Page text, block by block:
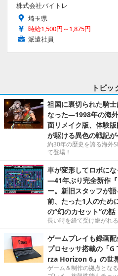
株式会社バイトレ
埼玉県
時給1,500円～1,875円
派遣社員
トピッ
祖国に裏切られた騎
なった―1998年の海
面リメイク版、体験
が駆ける異色の戦記
約30年の歴史を誇る海外
て登場！
車が変形してロボに
―41年ぶり完全新作『
ー。新旧スタッフが
前、たった1人のため
の“幻のカセット”の話
長い時を経て受け継がれ
ゲームプレイも録画
プロセッサ搭載の「
rza Horizon 6』の世
ゲーム＆制作の拠点とな